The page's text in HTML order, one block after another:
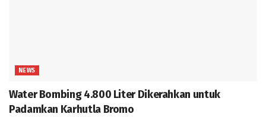
NEWS
Water Bombing 4.800 Liter Dikerahkan untuk
Padamkan Karhutla Bromo